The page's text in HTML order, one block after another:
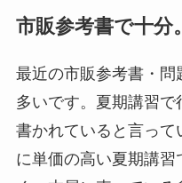
市販参考書で十分。
最近の市販参考書・
多いです。夏期講習
書かれていると言っ
に単価の高い夏期講